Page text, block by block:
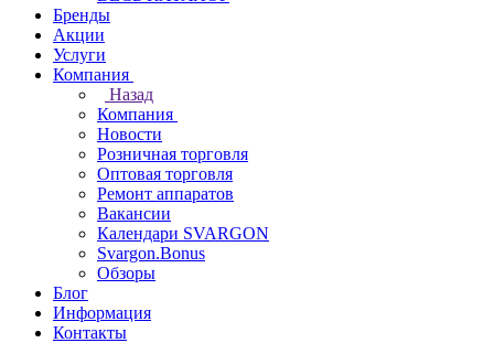
Бренды
Акции
Услуги
Компания
Назад
Компания
Новости
Розничная торговля
Оптовая торговля
Ремонт аппаратов
Вакансии
Календари SVARGON
Svargon.Bonus
Обзоры
Блог
Информация
Контакты